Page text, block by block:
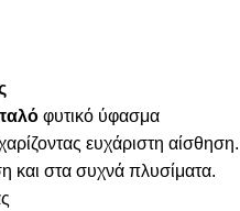
φυτικό ύφασμα
ευχάριστη αίσθηση.
και στα συχνά πλυσίματα.